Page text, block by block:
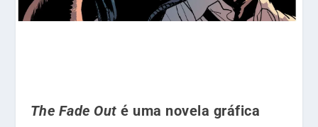
The Fade Out é uma novela gráfica